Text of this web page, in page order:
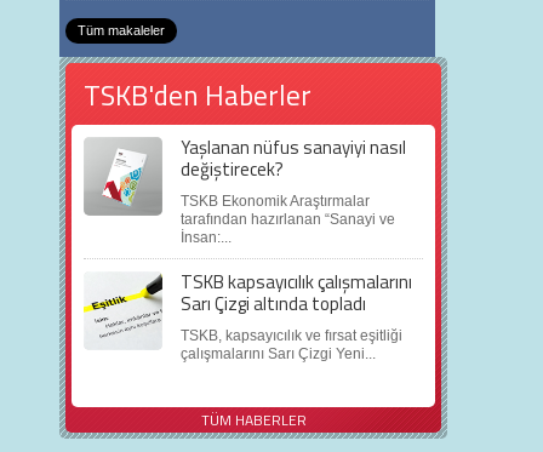
Tüm makaleler
TSKB'den Haberler
Yaşlanan nüfus sanayiyi nasıl
değiştirecek?
TSKB Ekonomik Araştırmalar
tarafından hazırlanan “Sanayi ve
İnsan:...
TSKB kapsayıcılık çalışmalarını
Sarı Çizgi altında topladı
TSKB, kapsayıcılık ve fırsat eşitliği
çalışmalarını Sarı Çizgi Yeni...
TÜM HABERLER